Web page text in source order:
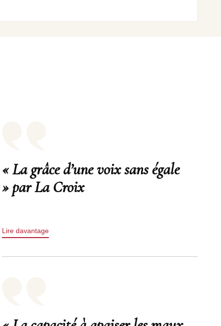
« La grâce d’une voix sans égale
» par La Croix
Lire davantage